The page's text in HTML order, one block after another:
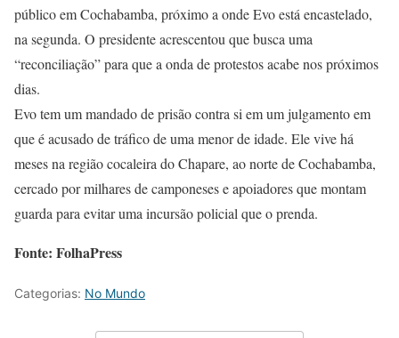
público em Cochabamba, próximo a onde Evo está encastelado,
na segunda. O presidente acrescentou que busca uma
“reconciliação” para que a onda de protestos acabe nos próximos
dias.
Evo tem um mandado de prisão contra si em um julgamento em
que é acusado de tráfico de uma menor de idade. Ele vive há
meses na região cocaleira do Chapare, ao norte de Cochabamba,
cercado por milhares de camponeses e apoiadores que montam
guarda para evitar uma incursão policial que o prenda.
Fonte: FolhaPress
Categorias: No Mundo